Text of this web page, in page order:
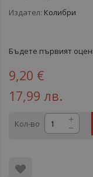
Издател: Колибри
Бъдете първият
9,20 €
17,99 лв.
Кол-во